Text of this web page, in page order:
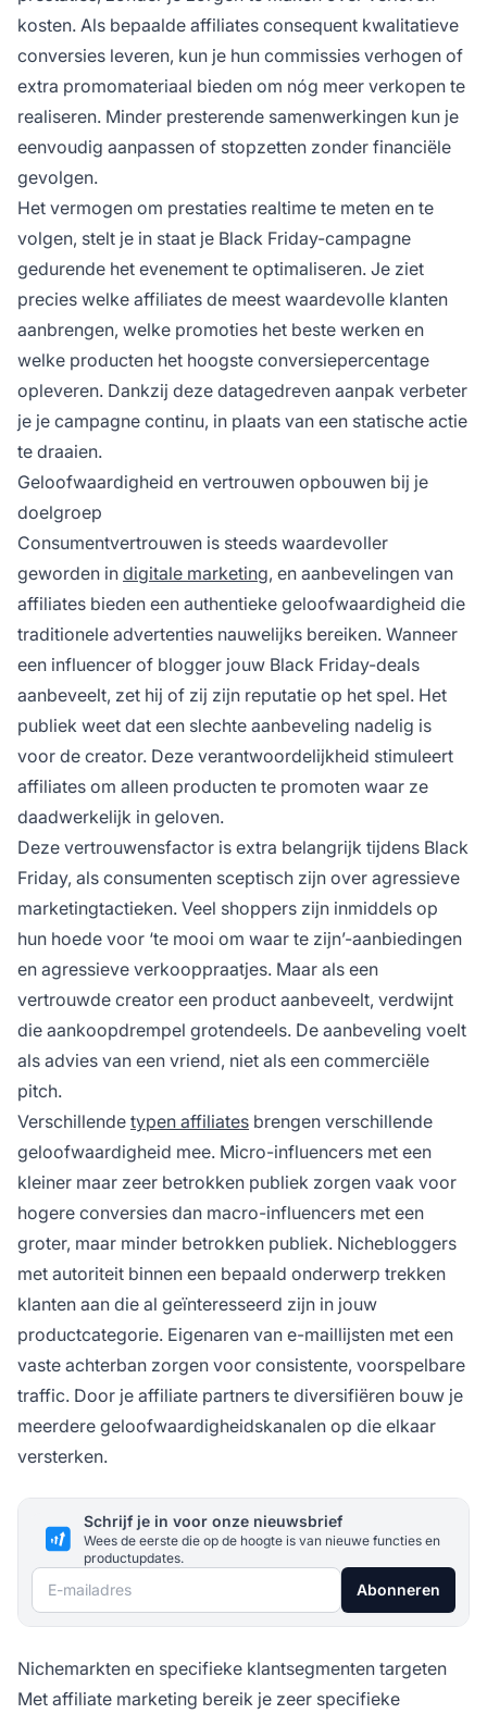
kosten. Als bepaalde affiliates consequent kwalitatieve
conversies leveren, kun je hun commissies verhogen of
extra promomateriaal bieden om nóg meer verkopen te
realiseren. Minder presterende samenwerkingen kun je
eenvoudig aanpassen of stopzetten zonder financiële
gevolgen.
Het vermogen om prestaties realtime te meten en te
volgen, stelt je in staat je Black Friday-campagne
gedurende het evenement te optimaliseren. Je ziet
precies welke affiliates de meest waardevolle klanten
aanbrengen, welke promoties het beste werken en
welke producten het hoogste conversiepercentage
opleveren. Dankzij deze datagedreven aanpak verbeter
je je campagne continu, in plaats van een statische actie
te draaien.
Geloofwaardigheid en vertrouwen opbouwen bij je
doelgroep
Consumentvertrouwen is steeds waardevoller
geworden in digitale marketing, en aanbevelingen van
affiliates bieden een authentieke geloofwaardigheid die
traditionele advertenties nauwelijks bereiken. Wanneer
een influencer of blogger jouw Black Friday-deals
aanbeveelt, zet hij of zij zijn reputatie op het spel. Het
publiek weet dat een slechte aanbeveling nadelig is
voor de creator. Deze verantwoordelijkheid stimuleert
affiliates om alleen producten te promoten waar ze
daadwerkelijk in geloven.
Deze vertrouwensfactor is extra belangrijk tijdens Black
Friday, als consumenten sceptisch zijn over agressieve
marketingtactieken. Veel shoppers zijn inmiddels op
hun hoede voor ‘te mooi om waar te zijn’-aanbiedingen
en agressieve verkooppraatjes. Maar als een
vertrouwde creator een product aanbeveelt, verdwijnt
die aankoopdrempel grotendeels. De aanbeveling voelt
als advies van een vriend, niet als een commerciële
pitch.
Verschillende typen affiliates brengen verschillende
geloofwaardigheid mee. Micro-influencers met een
kleiner maar zeer betrokken publiek zorgen vaak voor
hogere conversies dan macro-influencers met een
groter, maar minder betrokken publiek. Nichebloggers
met autoriteit binnen een bepaald onderwerp trekken
klanten aan die al geïnteresseerd zijn in jouw
productcategorie. Eigenaren van e-maillijsten met een
vaste achterban zorgen voor consistente, voorspelbare
traffic. Door je affiliate partners te diversifiëren bouw je
meerdere geloofwaardigheidskanalen op die elkaar
versterken.
Schrijf je in voor onze nieuwsbrief
Wees de eerste die op de hoogte is van nieuwe functies en
productupdates.
E-mailadres Abonneren
Nichemarkten en specifieke klantsegmenten targeten
Met affiliate marketing bereik je zeer specifieke